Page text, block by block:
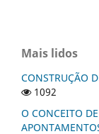
Mais lidos
CONSTRUÇÃO
1092
O CONCEITO